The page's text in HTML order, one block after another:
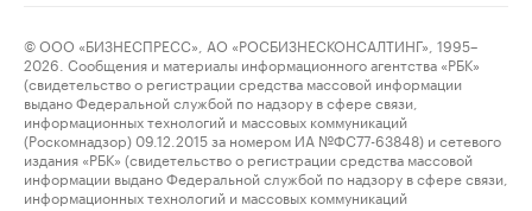
© ООО «БИЗНЕСПРЕСС», АО «РОСБИЗНЕСКОНСАЛТИНГ», 1995–
2026. Сообщения и материалы информационного агентства «РБК»
(свидетельство о регистрации средства массовой информации
выдано Федеральной службой по надзору в сфере связи,
информационных технологий и массовых коммуникаций
(Роскомнадзор) 09.12.2015 за номером ИА №ФС77-63848) и сетевого
издания «РБК» (свидетельство о регистрации средства массовой
информации выдано Федеральной службой по надзору в сфере связи,
информационных технологий и массовых коммуникаций